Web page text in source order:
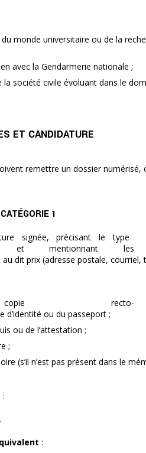
monde universitaire ou de la
avec la Gendarmerie nationale ;
la société civile évoluant dans le
ET CANDIDATURE
remettre un dossier numérisé,
1
signée, précisant le type
mentionnant les
dit prix (adresse postale, courriel,
recto­
d’identité ou du passeport ;
ou de l’attestation ;
;
(s’il n’est pas présent dans le
:
: